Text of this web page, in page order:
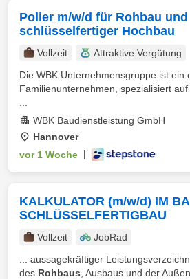
Polier m/w/d für Rohbau und
schlüsselfertiger Hochbau
Vollzeit
Attraktive Vergütung
Die WBK Unternehmensgruppe ist ein
Familienunternehmen, spezialisiert
WBK Baudienstleistung GmbH
Hannover
vor 1 Woche
KALKULATOR (m/w/d) IM
SCHLÜSSELFERTIGBAU
Vollzeit
JobRad
... aussagekräftiger
des Rohbaus , Ausbaus und der